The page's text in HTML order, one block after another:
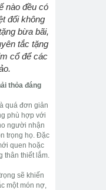
nào đều có
đối không
bừa bãi,
tắc tặng
cổ để các
thỏa đáng
quá đơn giản
phù hợp với
người nhận
trọng họ. Đặc
quen hoặc
thân thiết lắm.
sẽ khiến
một món nợ,